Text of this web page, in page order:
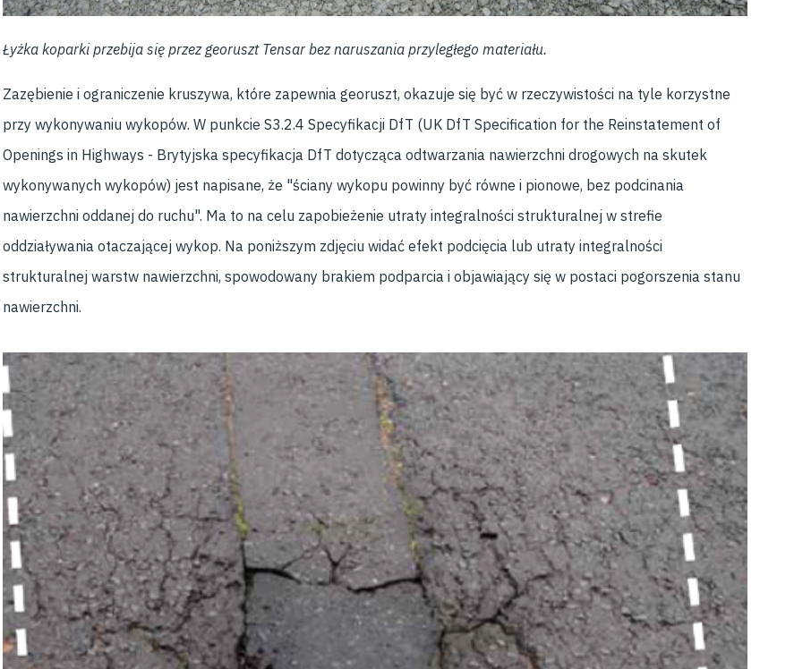
Łyżka koparki przebija się przez georuszt Tensar bez naruszania przyległego materiału.
Zazębienie i ograniczenie kruszywa, które zapewnia georuszt, okazuje się być w rzeczywistości na tyle korzystne
przy wykonywaniu wykopów. W punkcie S3.2.4 Specyfikacji DfT (UK DfT Specification for the Reinstatement of
Openings in Highways - Brytyjska specyfikacja DfT dotycząca odtwarzania nawierzchni drogowych na skutek
wykonywanych wykopów) jest napisane, że "ściany wykopu powinny być równe i pionowe, bez podcinania
nawierzchni oddanej do ruchu". Ma to na celu zapobieżenie utraty integralności strukturalnej w strefie
oddziaływania otaczającej wykop. Na poniższym zdjęciu widać efekt podcięcia lub utraty integralności
strukturalnej warstw nawierzchni, spowodowany brakiem podparcia i objawiający się w postaci pogorszenia stanu
nawierzchni.